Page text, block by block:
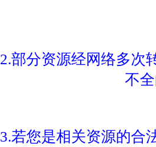
2.部分资源经网络多次
不
3.若您是相关资源的合